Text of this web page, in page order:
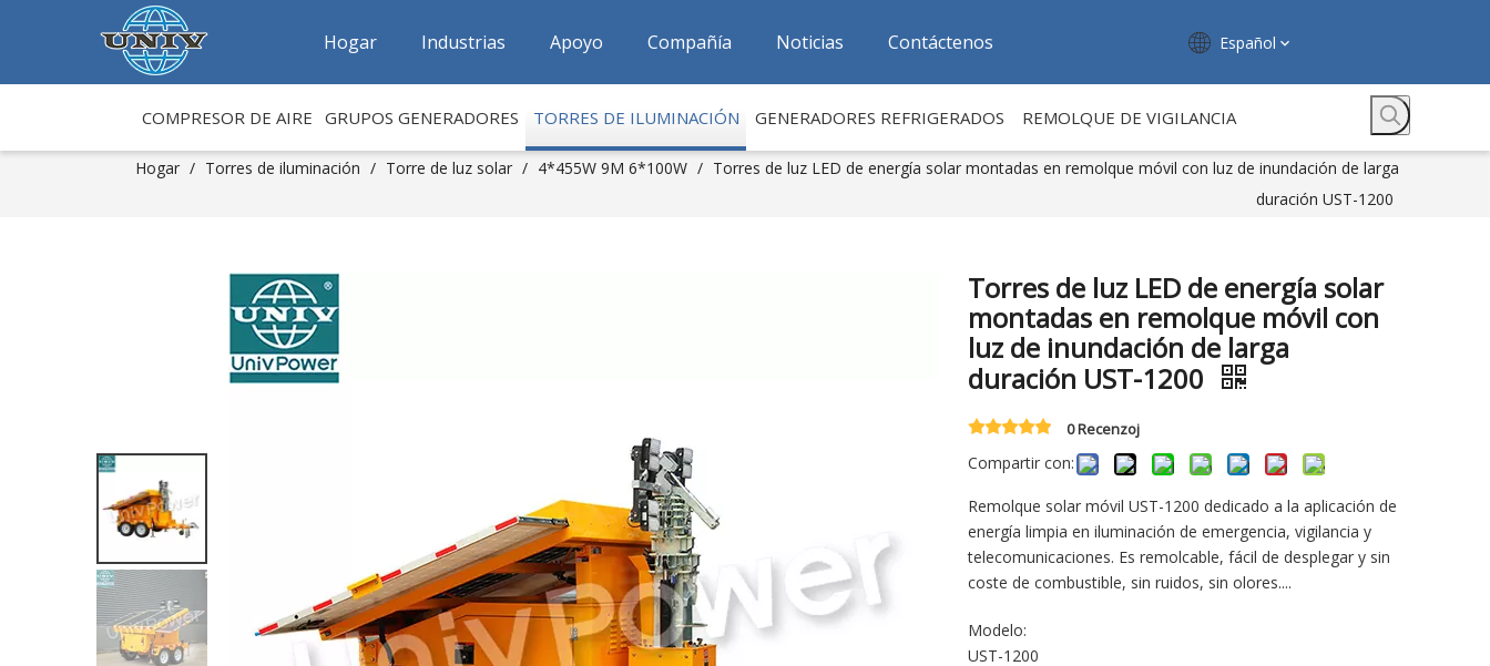
Hogar Industrias Apoyo Compañía Noticias Contáctenos Español
COMPRESOR DE AIRE GRUPOS GENERADORES TORRES DE ILUMINACIÓN GENERADORES REFRIGERADOS REMOLQUE DE VIGILANCIA
Hogar / Torres de iluminación / Torre de luz solar / 4*455W 9M 6*100W / Torres de luz LED de energía solar montadas en remolque móvil con luz de inundación de larga
duración UST-1200
Torres de luz LED de energía solar
montadas en remolque móvil con
luz de inundación de larga
duración UST-1200
0 Recenzoj
Compartir con:
Remolque solar móvil UST-1200 dedicado a la aplicación de
energía limpia en iluminación de emergencia, vigilancia y
telecomunicaciones. Es remolcable, fácil de desplegar y sin
coste de combustible, sin ruidos, sin olores....
Modelo:
UST-1200